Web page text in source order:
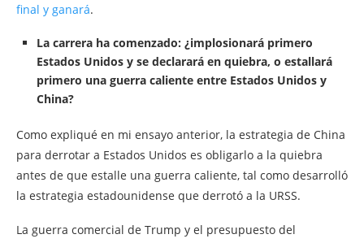
final y ganará.
La carrera ha comenzado: ¿implosionará primero
Estados Unidos y se declarará en quiebra, o estallará
primero una guerra caliente entre Estados Unidos y
China?
Como expliqué en mi ensayo anterior, la estrategia de China
para derrotar a Estados Unidos es obligarlo a la quiebra
antes de que estalle una guerra caliente, tal como desarrolló
la estrategia estadounidense que derrotó a la URSS.
La guerra comercial de Trump y el presupuesto del